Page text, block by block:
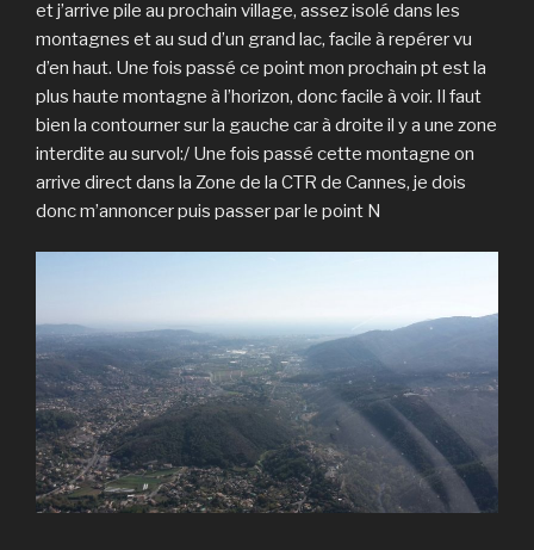
et j’arrive pile au prochain village, assez isolé dans les
montagnes et au sud d’un grand lac, facile à repérer vu
d’en haut. Une fois passé ce point mon prochain pt est la
plus haute montagne à l’horizon, donc facile à voir. Il faut
bien la contourner sur la gauche car à droite il y a une zone
interdite au survol:/ Une fois passé cette montagne on
arrive direct dans la Zone de la CTR de Cannes, je dois
donc m’annoncer puis passer par le point N